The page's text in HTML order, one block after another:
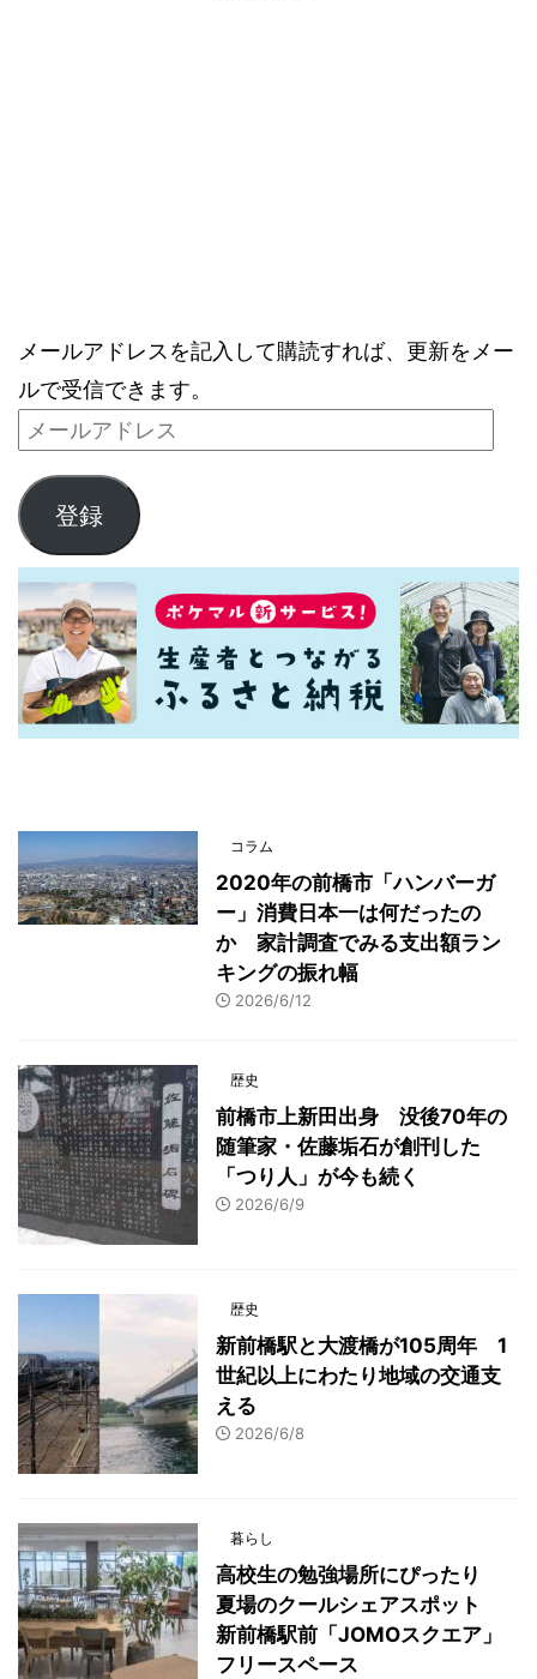
メールアドレスを記入して購読すれば、更新をメー
ルで受信できます。
登録
コラム
2020年の前橋市「ハンバーガ
ー」消費日本一は何だったの
か 家計調査でみる支出額ラン
キングの振れ幅
2026/6/12
歴史
前橋市上新田出身 没後70年の
随筆家・佐藤垢石が創刊した
「つり人」が今も続く
2026/6/9
歴史
新前橋駅と大渡橋が105周年 1
世紀以上にわたり地域の交通支
える
2026/6/8
暮らし
高校生の勉強場所にぴったり
夏場のクールシェアスポット
新前橋駅前「JOMOスクエア」
フリースペース